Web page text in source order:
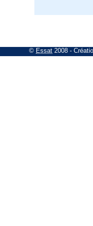
© Essat 2008 -